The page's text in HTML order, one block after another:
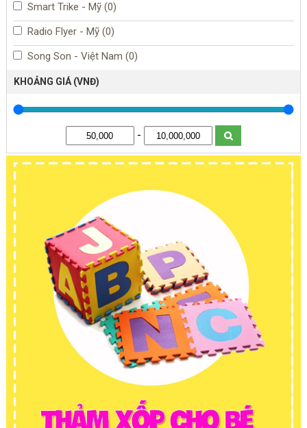
Smart Trike - Mỹ (0)
Radio Flyer - Mỹ (0)
Song Son - Việt Nam (0)
KHOẢNG GIÁ (VNĐ)
-